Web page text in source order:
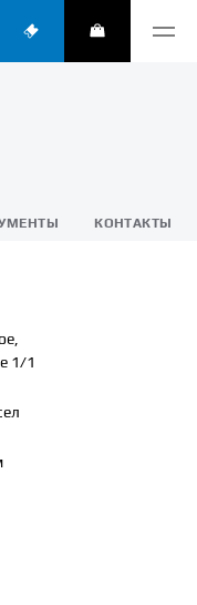
КОНТАКТЫ
1/1